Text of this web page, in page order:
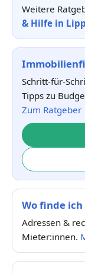
Weitere
& Hilfe in
Schritt-für-
Tipps zu
Zum Ratgeber
Wo finde
Adressen &
Mieter:innen.